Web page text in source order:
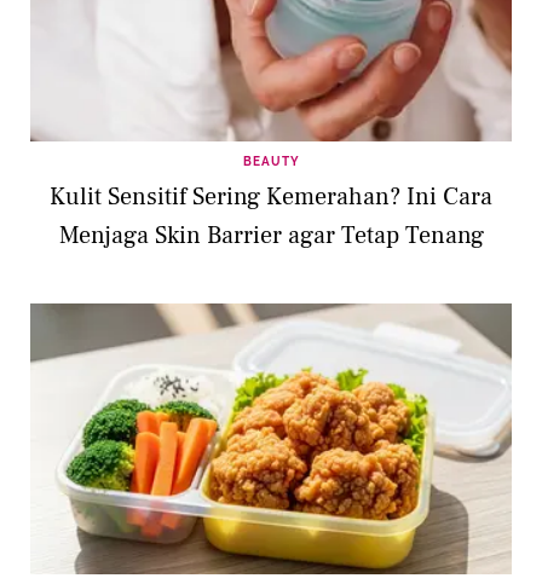
BEAUTY
Kulit Sensitif Sering Kemerahan? Ini Cara
Menjaga Skin Barrier agar Tetap Tenang